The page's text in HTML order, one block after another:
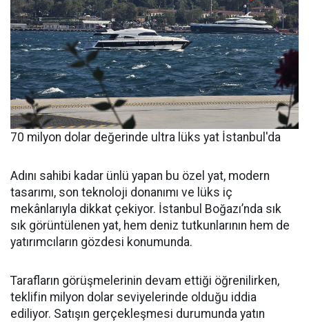
70 milyon dolar değerinde ultra lüks yat İstanbul'da
Adını sahibi kadar ünlü yapan bu özel yat, modern
tasarımı, son teknoloji donanımı ve lüks iç
mekânlarıyla dikkat çekiyor. İstanbul Boğazı’nda sık
sık görüntülenen yat, hem deniz tutkunlarının hem de
yatırımcıların gözdesi konumunda.
Tarafların görüşmelerinin devam ettiği öğrenilirken,
teklifin milyon dolar seviyelerinde olduğu iddia
ediliyor. Satışın gerçekleşmesi durumunda yatın